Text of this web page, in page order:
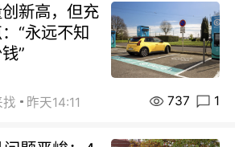
新高，但充
“永远不知
”
找 昨天14:11 737 1